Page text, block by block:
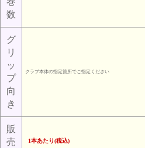
数
グ
リ
ッ
プ
向
き
クラブ本体の指定箇所でご指定ください
販
売
1本あたり(税込)